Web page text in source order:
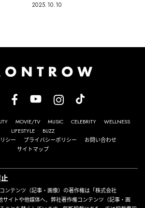
2025.10.10
MOVIE/TV MUSIC CELEBRITY
WELLNESS
LIFESTYLE
BUZZ
シー プライバシーポリシー
お問い合わせ
サイトマップ
ンテンツ（記事・画像）の著作権は「株式会社
サイトや他媒体へ、弊社著作権コンテンツ（記事・画